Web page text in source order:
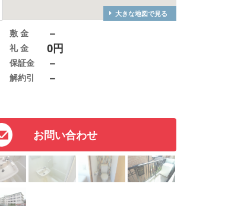
大きな地図で見る
お問い合わせ
敷 金 －
礼 金 0円
保証金 －
解約引 －